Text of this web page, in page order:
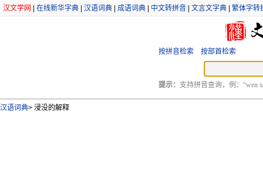
汉文学网 在线新华字典 汉语词典 成语词典 中文转拼音 文言文字典 繁体字转
按拼音检索 按部首检索
提示： 支持拼音查询，例：“wen
汉语词典> 浸没的解释